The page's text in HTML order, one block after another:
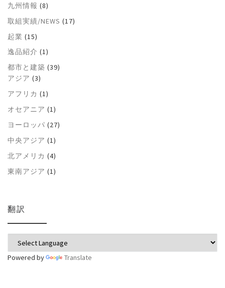
九州情報 (8)
取組実績/NEWS (17)
起業 (15)
逸品紹介 (1)
都市と建築 (39)
アジア (3)
アフリカ (1)
オセアニア (1)
ヨーロッパ (27)
中央アジア (1)
北アメリカ (4)
東南アジア (1)
翻訳
Powered by Translate